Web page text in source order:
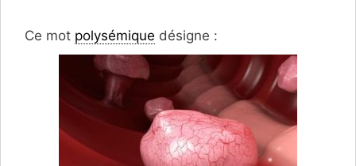
Ce mot polysémique désigne :